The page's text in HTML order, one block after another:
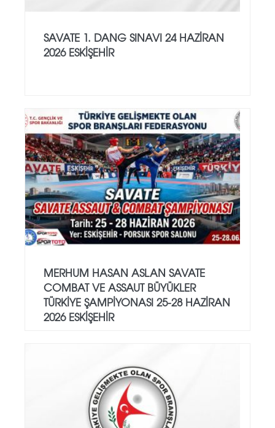
SAVATE 1. DANG SINAVI 24 HAZİRAN
2026 ESKİŞEHİR
MERHUM HASAN ASLAN SAVATE
COMBAT VE ASSAUT BÜYÜKLER
TÜRKİYE ŞAMPİYONASI 25-28 HAZİRAN
2026 ESKİŞEHİR